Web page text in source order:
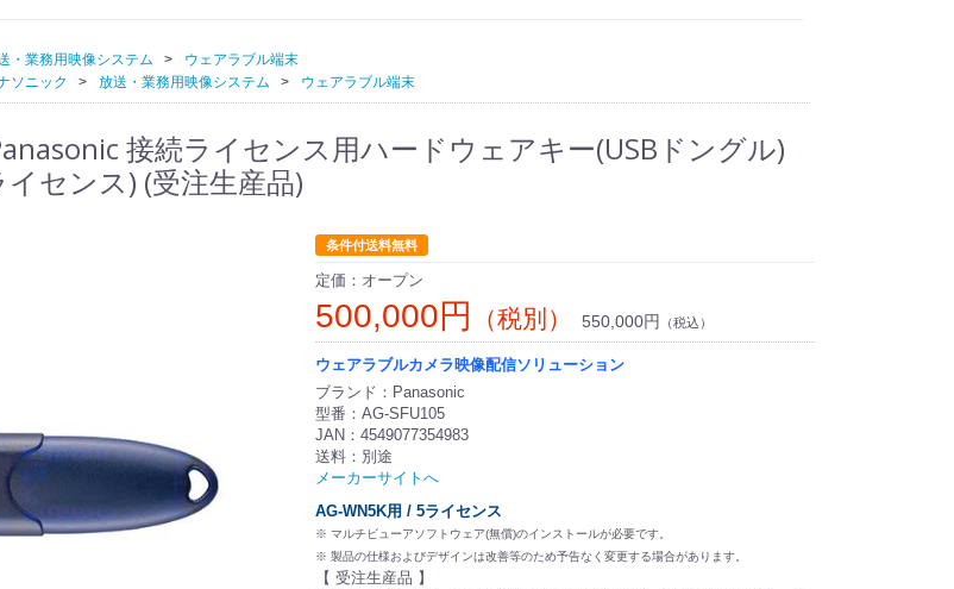
・業務用映像システム
ウェアラブル端末
ソニック 放送・業務用映像システム ウェアラブル端末
接続ライセンス用ハードウェアキー(USBドングル)
イセンス) (受注生産品)
条件付送料無料
定価：オープン
500,000円 （税別） 550,000円 （税込）
ウェアラブルカメラ映像配信ソリューション
ブランド：Panasonic
型番：AG-SFU105
JAN：4549077354983
送料：別途
メーカーサイトへ
AG-WN5K用 / 5ライセンス
※ マルチビューアソフトウェア(無償)のインストールが必要です。
※ 製品の仕様およびデザインは改善等のため予告なく変更する場合があります。
【 受注生産品 】